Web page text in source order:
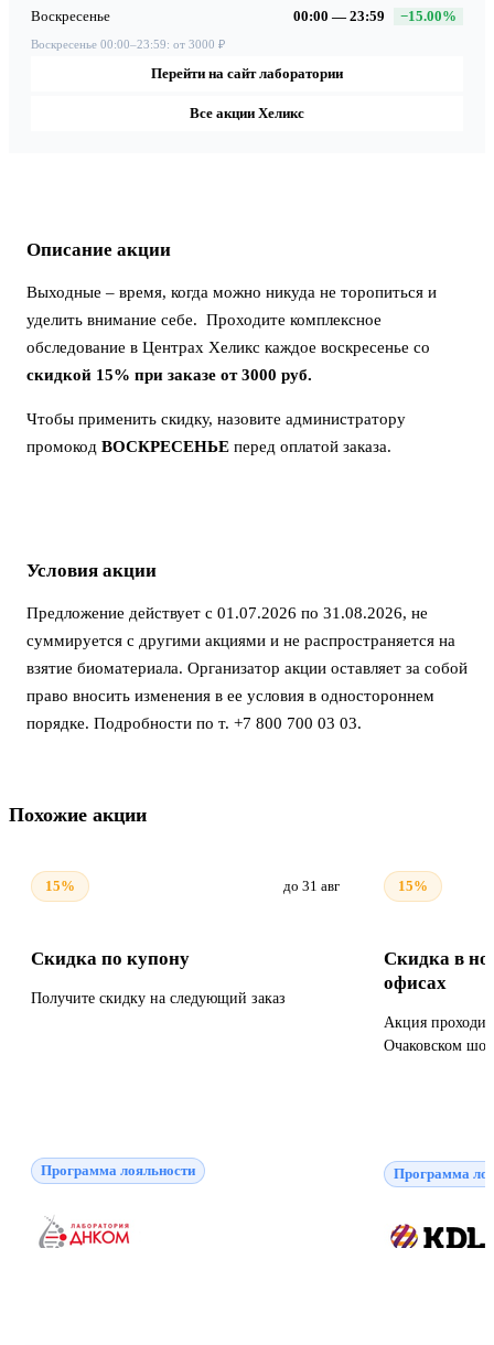
Воскресенье 00:00 — 23:59 −15.00%
Воскресенье 00:00–23:59: от 3000 ₽
Перейти на сайт лаборатории
Все акции Хеликс
Описание акции
Выходные – время, когда можно никуда не торопиться и
уделить внимание себе. Проходите комплексное
обследование в Центрах Хеликс каждое воскресенье со
скидкой 15% при заказе от 3000 руб.
Чтобы применить скидку, назовите администратору
промокод ВОСКРЕСЕНЬЕ перед оплатой заказа.
Условия акции
Предложение действует с 01.07.2026 по 31.08.2026, не
суммируется с другими акциями и не распространяется на
взятие биоматериала. Организатор акции оставляет за собой
право вносить изменения в ее условия в одностороннем
порядке. Подробности по т. +7 800 700 03 03.
Похожие акции
15% до 31 авг
Скидка по купону
Получите скидку на следующий заказ
Программа лояльности
15%
Скидка в
офисах
Акция
Очаковском
Программа